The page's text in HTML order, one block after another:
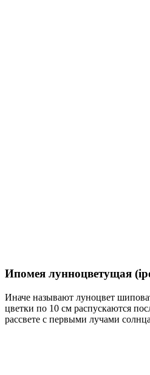
Ипомея лунноцветущая
Иначе называют луноцвет
цветки по 10 см распускаются
рассвете с первыми лучами